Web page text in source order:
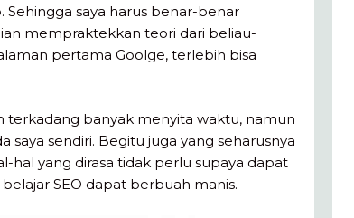
Sehingga saya harus benar-benar
mempraktekkan teori dari beliau-
pertama Goolge, terlebih bisa
terkadang banyak menyita waktu, namun
saya sendiri. Begitu juga yang seharusnya
hal yang dirasa tidak perlu supaya dapat
SEO dapat berbuah manis.